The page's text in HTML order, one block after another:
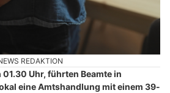
REDAKTION
Uhr, führten Beamte in
eine Amtshandlung mit einem 39-